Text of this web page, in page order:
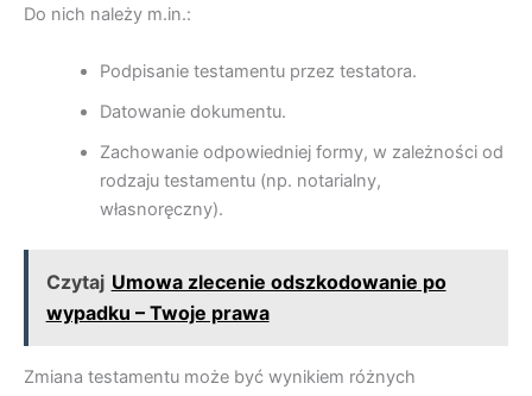
Do nich należy m.in.:
Podpisanie testamentu przez testatora.
Datowanie dokumentu.
Zachowanie odpowiedniej formy, w zależności od
rodzaju testamentu (np. notarialny,
własnoręczny).
Czytaj Umowa zlecenie odszkodowanie po
wypadku – Twoje prawa
Zmiana testamentu może być wynikiem różnych